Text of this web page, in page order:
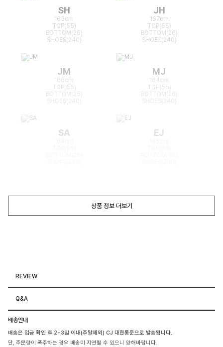
SH
163cm
TOP(55)
BOTTOM(26)
SHOES(240)
JH
167cm
TOP(55)
BOTTOM(26)
SHOES(240)
JM
166cm
TOP(55)
BOTTOM(25)
MJ
164cm
TOP(55)
BOTTOM(26)
SA EJ
상품 정보 더보기
REVIEW
Q&A
배송안내
배송은 입금 확인 후 2~3일 이내(주말제외) CJ 대한통운으로 발송됩니다.
단, 주문량이 폭주하는 경우 배송이 지연될 수 있으니 양해바랍니다.